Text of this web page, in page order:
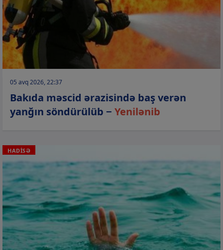
05 avq 2026, 22:37
Bakıda məscid ərazisində baş verən
yanğın söndürülüb − Yenilənib
HADİSƏ